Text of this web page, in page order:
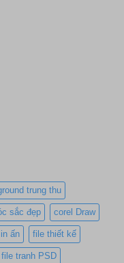
trung thu
sắc đẹp corel Draw
ấn file thiết kế
file tranh PSD